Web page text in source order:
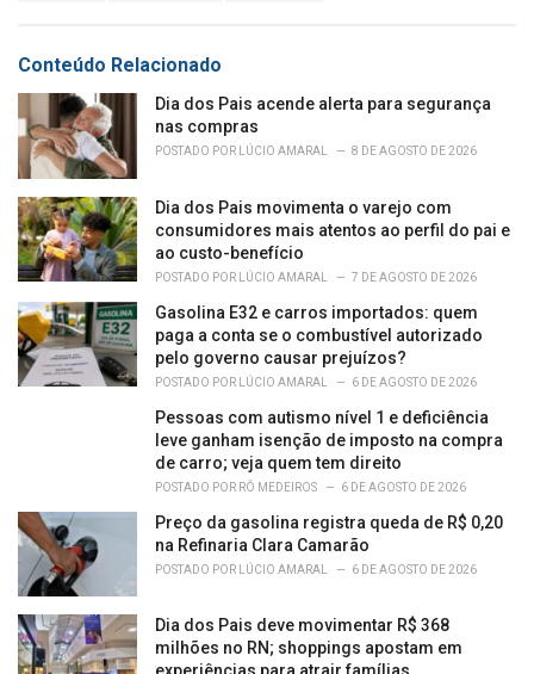
o
r
i
e
s
:
:Conteúdo Relacionado
Dia dos Pais acende alerta para segurança
nas compras
POSTADO POR LÚCIO AMARAL 8 DE AGOSTO DE 2026
Dia dos Pais movimenta o varejo com
consumidores mais atentos ao perfil do pai e
ao custo-benefício
POSTADO POR LÚCIO AMARAL 7 DE AGOSTO DE 2026
Gasolina E32 e carros importados: quem
paga a conta se o combustível autorizado
pelo governo causar prejuízos?
POSTADO POR LÚCIO AMARAL 6 DE AGOSTO DE 2026
Pessoas com autismo nível 1 e deficiência
leve ganham isenção de imposto na compra
de carro; veja quem tem direito
POSTADO POR RÔ MEDEIROS 6 DE AGOSTO DE 2026
Preço da gasolina registra queda de R$ 0,20
na Refinaria Clara Camarão
POSTADO POR LÚCIO AMARAL 6 DE AGOSTO DE 2026
Dia dos Pais deve movimentar R$ 368
milhões no RN; shoppings apostam em